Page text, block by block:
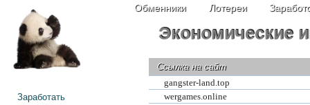
Обменники Лотереи
Экономические
Ссылка на сайт
gangster-land.top
wergames.online
Заработать